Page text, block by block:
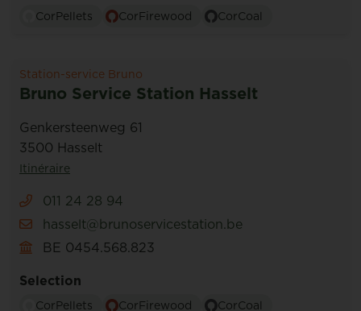
CorPellets CorFirewood CorCoal
Station-service Bruno
Bruno Service Station Hasselt
Genkersteenweg 61
3500 Hasselt
Itinéraire
011 24 28 94
hasselt@brunoservicestation.be
BE 0454.568.823
Selection
CorPellets CorFirewood CorCoal